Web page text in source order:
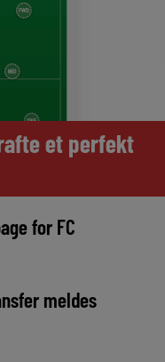
et perfekt
for FC
meldes